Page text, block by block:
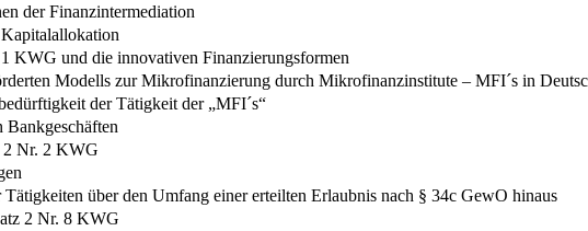
der Finanzintermediation
KWG und die innovativen Finanzierungsformen
Modells zur Mikrofinanzierung durch Mikrofinanzinstitute – MFI´s in
der Tätigkeit der „MFI´s“
Bankgeschäften
2 Nr. 2 KWG
über den Umfang einer erteilten Erlaubnis nach § 34c GewO hinaus
2 Nr. 8 KWG